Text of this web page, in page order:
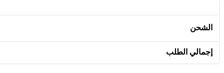
الشحن
إجمالي الطلب